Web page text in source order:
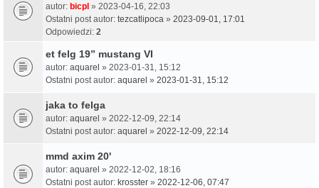
autor: bicpl » 2023-04-16, 22:03
Ostatni post autor: tezcatlipoca » 2023-09-01, 17:01
Odpowiedzi: 2
et felg 19” mustang VI
autor: aquarel » 2023-01-31, 15:12
Ostatni post autor: aquarel » 2023-01-31, 15:12
jaka to felga
autor: aquarel » 2022-12-09, 22:14
Ostatni post autor: aquarel » 2022-12-09, 22:14
mmd axim 20'
autor: aquarel » 2022-12-02, 18:16
Ostatni post autor: krosster » 2022-12-06, 07:47